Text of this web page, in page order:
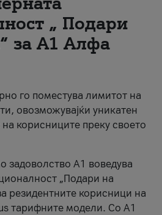
„ Подари
за А1 Алфа
го поместува лимитот на
овозможувајќи уникатен
корисниците преку своето
задоволство А1 воведува
„Подари на
резидентните корисници на
тарифните модели. Со A1